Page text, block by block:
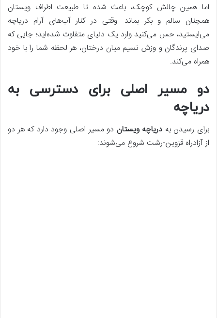
اما همین چالش کوچک، باعث شده تا طبیعت اطراف ویستان
همچنان سالم و بکر بماند. وقتی در کنار آب‌های آرام دریاچه
می‌ایستید، حس می‌کنید وارد یک دنیای متفاوت شده‌اید؛ جایی که
صدای پرندگان و وزش نسیم میان درختان، هر لحظه شما را با خود
همراه می‌کند.
دو مسیر اصلی برای دسترسی به
دریاچه
برای رسیدن به دریاچه ویستان دو مسیر اصلی وجود دارد که هر دو
از آزادراه قزوین-رشت شروع می‌شوند: